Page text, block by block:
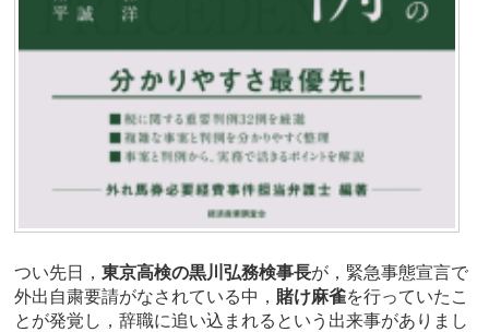
つい先日，東京高検の黒川弘務検事長が，緊急事態宣言で
外出自粛要請がなされている中， 賭け麻雀を行っていたこ
とが発覚し，辞職に追い込まれるという出来事がありまし